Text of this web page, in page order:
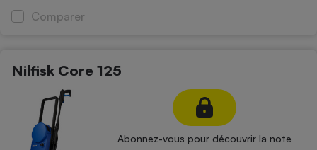
Comparer
Nilfisk Core 125
Abonnez-vous pour découvrir la note